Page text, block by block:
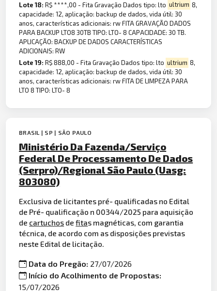
Lote 18:R$ ****,00 - Fita Gravação Dados tipo: lto ultrium 8,
capacidade: 12, aplicação: backup de dados, vida útil: 30
anos, características adicionais: rw FITA GRAVAÇÃO DADOS
PARA BACKUP LTO8 30TB TIPO: LTO- 8 CAPACIDADE: 30 TB.
APLICAÇÃO: BACKUP DE DADOS CARACTERÍSTICAS
ADICIONAIS: RW
Lote 19:R$ 888,00 - Fita Gravação Dados tipo: lto ultrium 8,
capacidade: 12, aplicação: backup de dados, vida útil: 30
anos, características adicionais: rw FITA DE LIMPEZA PARA
LTO 8 TIPO: LTO- 8
BRASIL | SP | SÃO PAULO
Ministério Da Fazenda/Serviço
Federal De Processamento De Dados
(Serpro)/Regional São Paulo (Uasg:
803080)
Exclusiva de licitantes pré- qualificadas no Edital
de Pré- qualificação n 00344/2025 para aquisição
de cartuchos defitas magnéticas, com garantia
técnica, de acordo com as disposições previstas
neste Edital de licitação.
Data do Pregão: 27/07/2026
Início do Acolhimento de Propostas:
15/07/2026